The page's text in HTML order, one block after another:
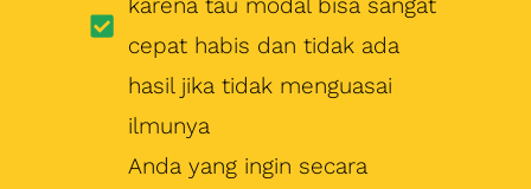
karena tau modal bisa sangat
cepat habis dan tidak ada
hasil jika tidak menguasai
ilmunya
Anda yang ingin secara